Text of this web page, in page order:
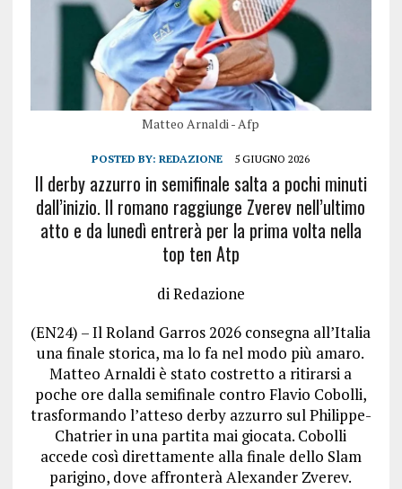
Matteo Arnaldi - Afp
POSTED BY:REDAZIONE 5 GIUGNO 2026
Il derby azzurro in semifinale salta a pochi minuti
dall’inizio. Il romano raggiunge Zverev nell’ultimo
atto e da lunedì entrerà per la prima volta nella
top ten Atp
di Redazione
(EN24) – Il Roland Garros 2026 consegna all’Italia
una finale storica, ma lo fa nel modo più amaro.
Matteo Arnaldi è stato costretto a ritirarsi a
poche ore dalla semifinale contro Flavio Cobolli,
trasformando l’atteso derby azzurro sul Philippe-
Chatrier in una partita mai giocata. Cobolli
accede così direttamente alla finale dello Slam
parigino, dove affronterà Alexander Zverev.